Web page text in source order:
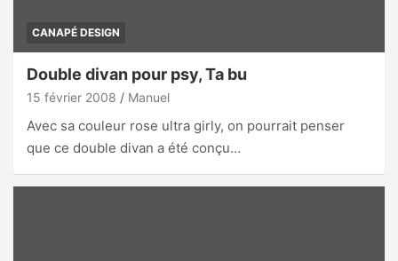
CANAPÉ DESIGN
Double divan pour psy, Ta bu
15 février 2008 Manuel
Avec sa couleur rose ultra girly, on pourrait penser
que ce double divan a été conçu…